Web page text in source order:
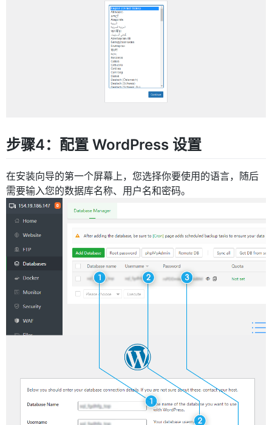
步骤4：配置 WordPress 设置
在安装向导的第一个屏幕上，您选择你要使用的语言，随后
需要输入您的数据库名称、用户名和密码。